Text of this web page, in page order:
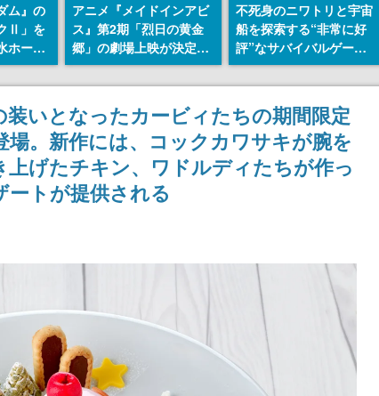
ム』の
Ⅱ」を
ホース
。本体
ソナル
国軍の
番号な
アニメ『メイドインアビ
ス』第2期「烈日の黄金
郷」の劇場上映が決定！
レグ役・伊瀬茉莉也さん
らが登壇する舞台挨拶も
実施
不死身のニワトリと宇宙
船を探索する“非常に好
評”なサバイバルゲーム
『Breathedge』が無料
で配布中。入手できる期
間は8月10日まで
装いとなったカービィたちの期間限定
場。新作には、コックカワサキが腕を
げたチキン、ワドルディたちが作っ
トが提供される